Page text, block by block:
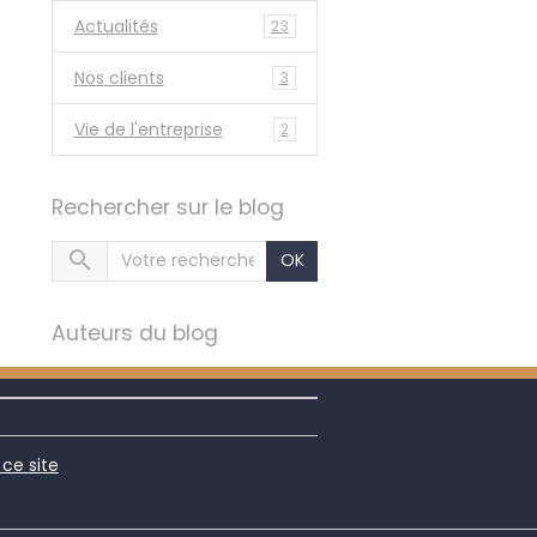
Actualités 23
Nos clients 3
Vie de l'entreprise 2
Rechercher sur le blog
OK
Auteurs du blog
site